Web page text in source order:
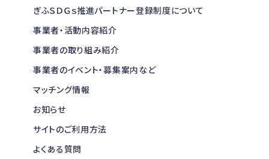
ぎふＳＤＧｓ推進パートナー登録制度について
事業者・活動内容紹介
事業者の取り組み紹介
事業者のイベント・募集案内など
マッチング情報
お知らせ
サイトのご利用方法
よくある質問